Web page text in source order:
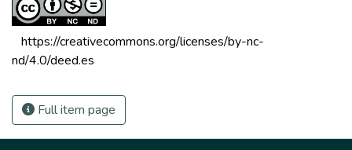
https://creativecommons.org/licenses/by-nc-
nd/4.0/deed.es
Full item page